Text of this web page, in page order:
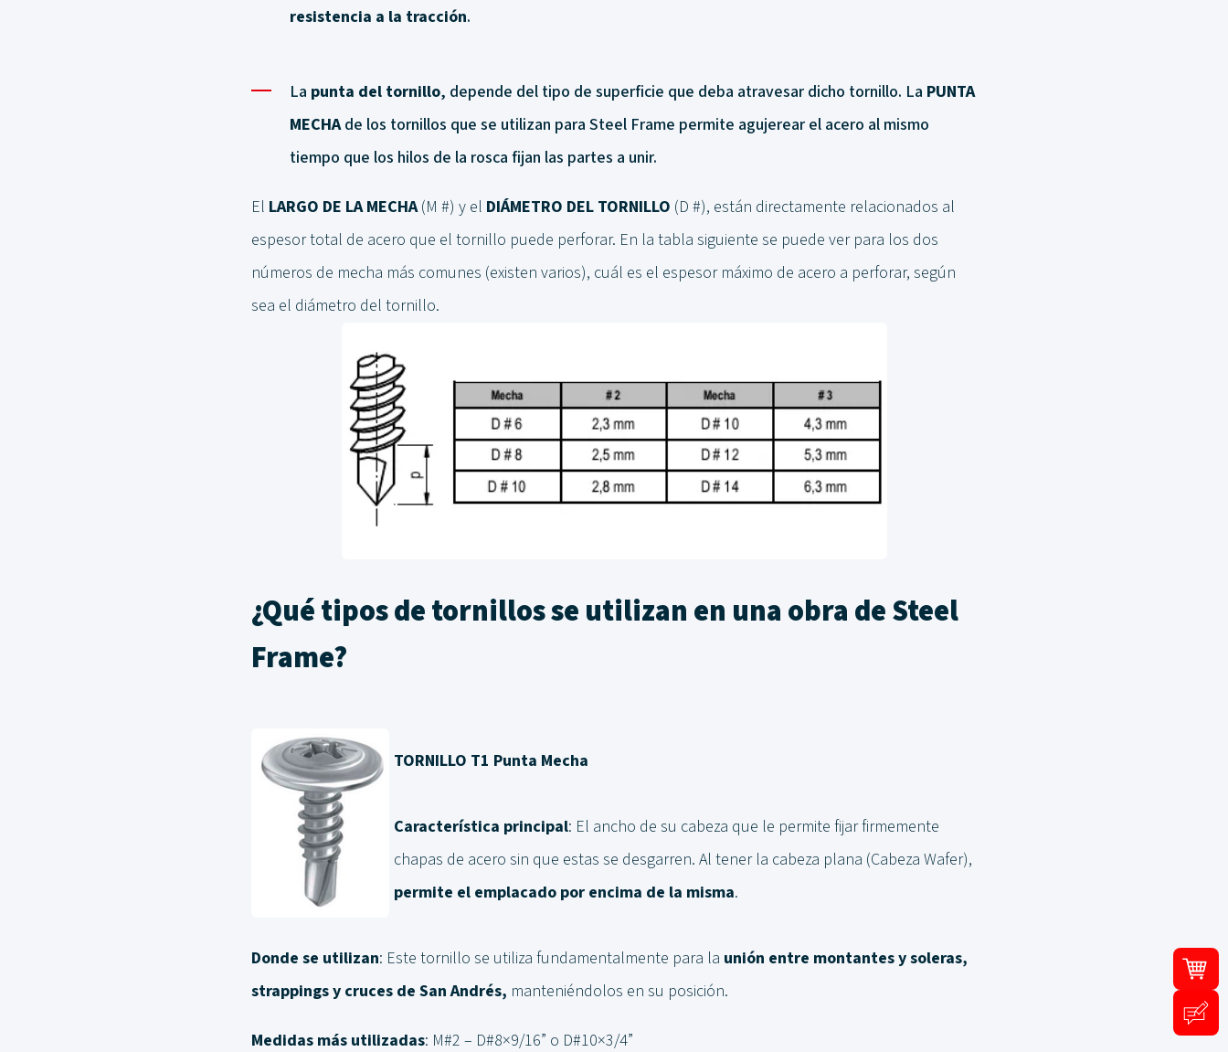
resistencia a la tracción.
La punta del tornillo, depende del tipo de superficie que deba atravesar dicho tornillo. La PUNTA
MECHAde los tornillos que se utilizan para Steel Frame permite agujerear el acero al mismo
tiempo que los hilos de la rosca fijan las partes a unir.
El LARGO DE LA MECHA(M #) y el DIÁMETRO DEL TORNILLO (D #), están directamente relacionados al
espesor total de acero que el tornillo puede perforar. En la tabla siguiente se puede ver para los dos
números de mecha más comunes (existen varios), cuál es el espesor máximo de acero a perforar, según
sea el diámetro del tornillo.
¿Qué tipos de tornillos se utilizan en una obra de Steel
Frame?
TORNILLO T1 Punta Mecha
Característica principal: El ancho de su cabeza que le permite fijar firmemente
chapas de acero sin que estas se desgarren. Al tener la cabeza plana (Cabeza Wafer),
permite el emplacado por encima de la misma.
Donde se utilizan: Este tornillo se utiliza fundamentalmente para la unión entre montantes y soleras,
strappings y cruces de San Andrés, manteniéndolos en su posición.
Medidas más utilizadas: M#2 – D#8×9/16” o D#10×3/4”